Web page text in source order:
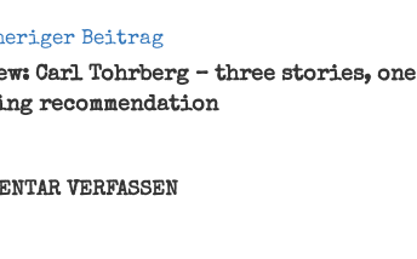
Beitrag
Carl Tohrberg – three stories, one
recommendation
VERFASSEN